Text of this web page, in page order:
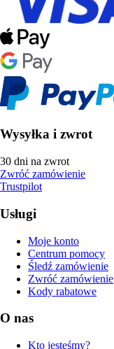
Wysyłka i zwrot
30 dni na zwrot
Zwróć zamówienie
Trustpilot
Usługi
Moje konto
Centrum pomocy
Śledź zamówienie
Zwróć zamówienie
Kody rabatowe
O nas
Kto jesteśmy?